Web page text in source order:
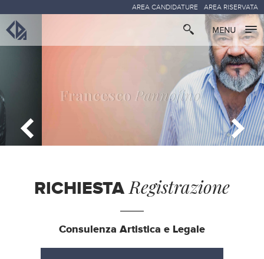
AREA CANDIDATURE AREA RISERVATA
FrancescoPannofino
RICHIESTARegistrazione
Consulenza Artistica e Legale